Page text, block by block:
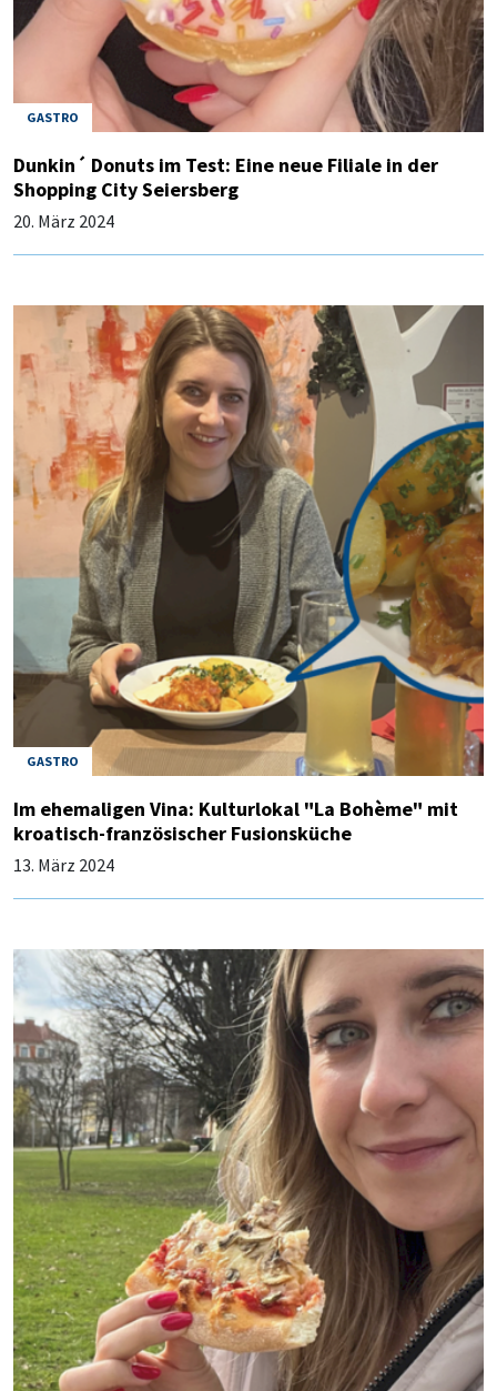
GASTRO
Dunkin´ Donuts im Test: Eine neue Filiale in der
Shopping City Seiersberg
20. März 2024
GASTRO
Im ehemaligen Vina: Kulturlokal "La Bohème" mit
kroatisch-französischer Fusionsküche
13. März 2024